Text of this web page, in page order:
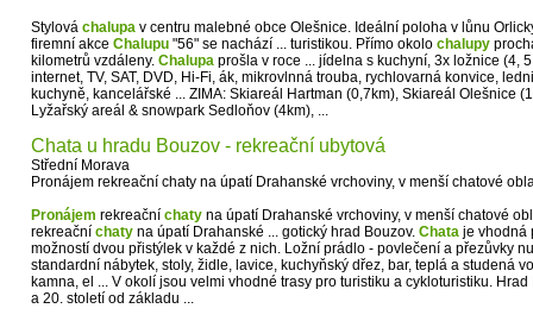
Stylová chalupa v centru malebné obce Olešnice. Ideální poloha v lůnu
firemní akce Chalupu "56" se nachází ... turistikou. Přímo okolo chalupy
kilometrů vzdáleny. Chalupa prošla v roce ... jídelna s kuchyní, 3x ložnice (4,
internet, TV, SAT, DVD, Hi-Fi, ák, mikrovlnná trouba, rychlovarná konvice,
kuchyně, kancelářské ... ZIMA: Skiareál Hartman (0,7km), Skiareál Olešnice
Lyžařský areál & snowpark Sedloňov (4km), ...
Chata u hradu Bouzov - rekreační ubytová
Střední Morava
Pronájem rekreační chaty na úpatí Drahanské vrchoviny, v menší chatové
Pronájem rekreační chaty na úpatí Drahanské vrchoviny, v menší chatové
rekreační chaty na úpatí Drahanské ... gotický hrad Bouzov. Chata je vhodná
možností dvou přistýlek v každé z nich. Ložní prádlo - povlečení a přezůvky
standardní nábytek, stoly, židle, lavice, kuchyňský dřez, bar, teplá a studená
kamna, el ... V okolí jsou velmi vhodné trasy pro turistiku a cykloturistiku.
a 20. století od základu ...